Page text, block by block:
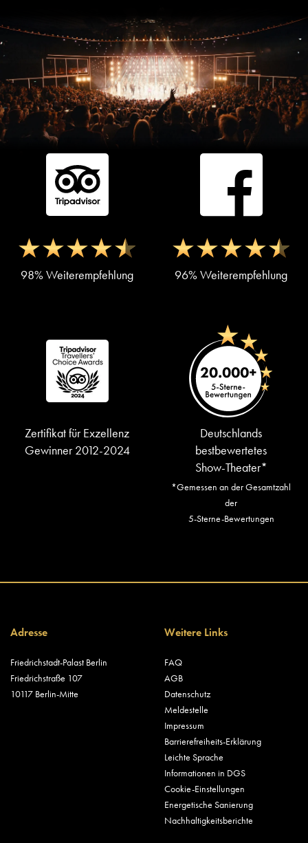
98% Weiterempfehlung 96% Weiterempfehlung
Zertifikat für Exzellenz
Gewinner 2012-2024
Deutschlands
bestbewertetes
Show-Theater*
*Gemessen an der Gesamtzahl
der
5-Sterne-Bewertungen
Adresse
Friedrichstadt-Palast Berlin
Friedrichstraße 107
10117 Berlin-Mitte
Weitere Links
FAQ
AGB
Datenschutz
Meldestelle
Impressum
Barrierefreiheits-Erklärung
Leichte Sprache
Informationen in DGS
Cookie-Einstellungen
Energetische Sanierung
Nachhaltigkeitsberichte